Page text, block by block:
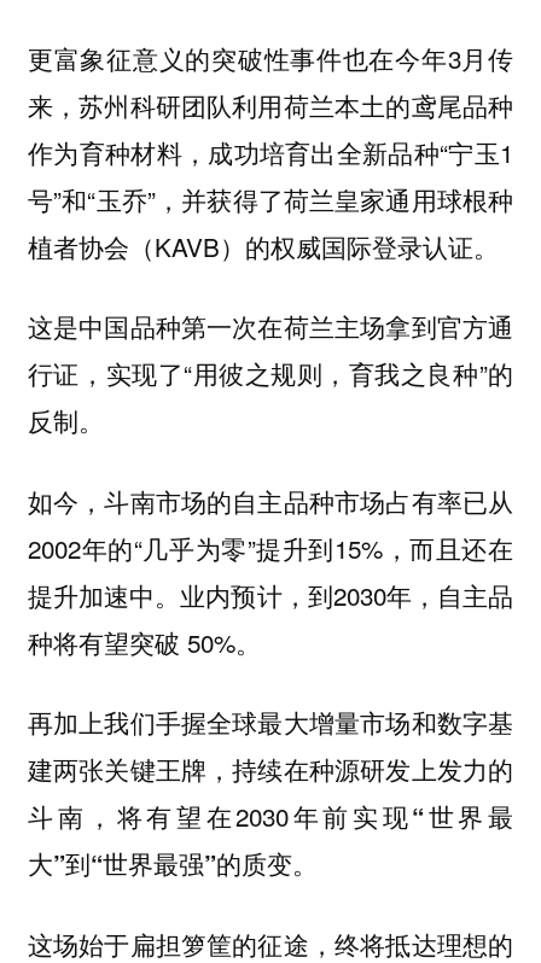
更富象征意义的突破性事件也在今年3月传
来，苏州科研团队利用荷兰本土的鸢尾品种
作为育种材料，成功培育出全新品种“宁玉1
号”和“玉乔”，并获得了荷兰皇家通用球根种
植者协会（KAVB）的权威国际登录认证。
这是中国品种第一次在荷兰主场拿到官方通
行证，实现了“用彼之规则，育我之良种”的
反制。
如今，斗南市场的自主品种市场占有率已从
2002年的“几乎为零”提升到15%，而且还在
提升加速中。业内预计，到2030年，自主品
种将有望突破 50%。
再加上我们手握全球最大增量市场和数字基
建两张关键王牌，持续在种源研发上发力的
斗南，将有望在2030年前实现“世界最
大”到“世界最强”的质变。
这场始于扁担箩筐的征途，终将抵达理想的